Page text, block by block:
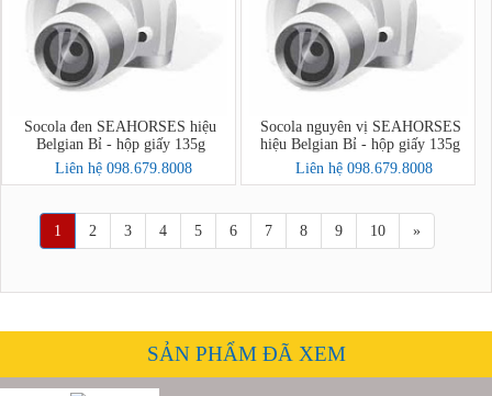
Socola đen SEAHORSES hiệu
Belgian Bỉ - hộp giấy 135g
Liên hệ 098.679.8008
Socola nguyên vị SEAHORSES
hiệu Belgian Bỉ - hộp giấy 135g
Liên hệ 098.679.8008
1 2 3 4 5 6 7 8 9 10 »
SẢN PHẨM ĐÃ XEM